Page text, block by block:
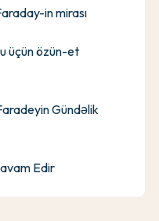
in mirası
üçün özün-et
Gündəlik
Edir